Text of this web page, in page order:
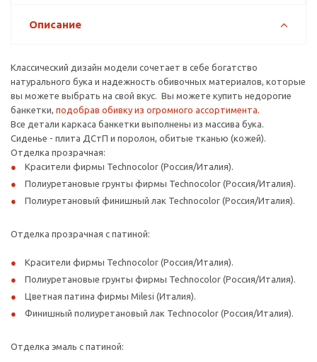
Описание
Классический дизайн модели сочетает в себе богатство
натурального бука и надежность обивочных материалов, которые
вы можете выбрать на свой вкус. Вы можете купить недорогие
банкетки, подобрав обивку из огромного ассортимента.
Все детали каркаса банкетки выполнены из массива бука.
Сиденье - плита ДСтП и поролон, обитые тканью (кожей).
Отделка прозрачная:
Красители фирмы Technocolor (Россия/Италия).
Полиуретановые грунты фирмы Technocolor (Россия/Италия).
Полиуретановый финишный лак Technocolor (Россия/Италия).
Отделка прозрачная с патиной:
Красители фирмы Technocolor (Россия/Италия).
Полиуретановые грунты фирмы Technocolor (Россия/Италия).
Цветная патина фирмы Milesi (Италия).
Финишный полиуретановый лак Technocolor (Россия/Италия).
Отделка эмаль с патиной: